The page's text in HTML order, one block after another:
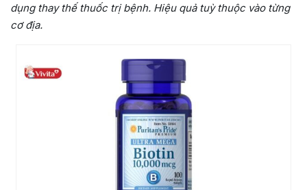
dụng thay thế thuốc trị bệnh. Hiệu quả tuỳ thuộc vào từng
cơ địa.